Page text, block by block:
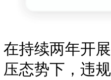
在持续两年开
压态势下，违